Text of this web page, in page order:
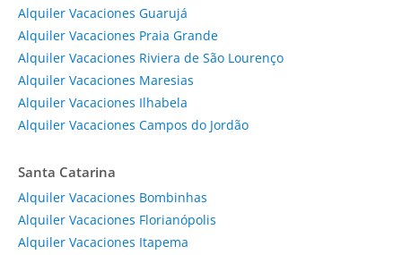
Alquiler Vacaciones Guarujá
Alquiler Vacaciones Praia Grande
Alquiler Vacaciones Riviera de São Lourenço
Alquiler Vacaciones Maresias
Alquiler Vacaciones Ilhabela
Alquiler Vacaciones Campos do Jordão
Santa Catarina
Alquiler Vacaciones Bombinhas
Alquiler Vacaciones Florianópolis
Alquiler Vacaciones Itapema